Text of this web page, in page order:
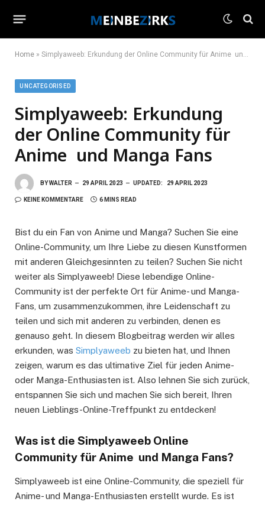
Home » Simplyaweeb: Erkundung der Online Community für Anime und Manga Fans
UNCATEGORISED
Simplyaweeb: Erkundung
der Online Community für
Anime und Manga Fans
BYWALTER 29 APRIL 2023 UPDATED: 29 APRIL 2023
KEINE KOMMENTARE 6 MINS READ
Bist du ein Fan von Anime und Manga? Suchen Sie eine
Online-Community, um Ihre Liebe zu diesen Kunstformen
mit anderen Gleichgesinnten zu teilen? Suchen Sie nicht
weiter als Simplyaweeb! Diese lebendige Online-
Community ist der perfekte Ort für Anime- und Manga-
Fans, um zusammenzukommen, ihre Leidenschaft zu
teilen und sich mit anderen zu verbinden, denen es
genauso geht. In diesem Blogbeitrag werden wir alles
erkunden, was Simplyaweeb zu bieten hat, und Ihnen
zeigen, warum es das ultimative Ziel für jeden Anime-
oder Manga-Enthusiasten ist. Also lehnen Sie sich zurück,
entspannen Sie sich und machen Sie sich bereit, Ihren
neuen Lieblings-Online-Treffpunkt zu entdecken!
Was ist die Simplyaweeb Online
Community für Anime und Manga Fans?
Simplyaweeb ist eine Online-Community, die speziell für
Anime- und Manga-Enthusiasten erstellt wurde. Es ist